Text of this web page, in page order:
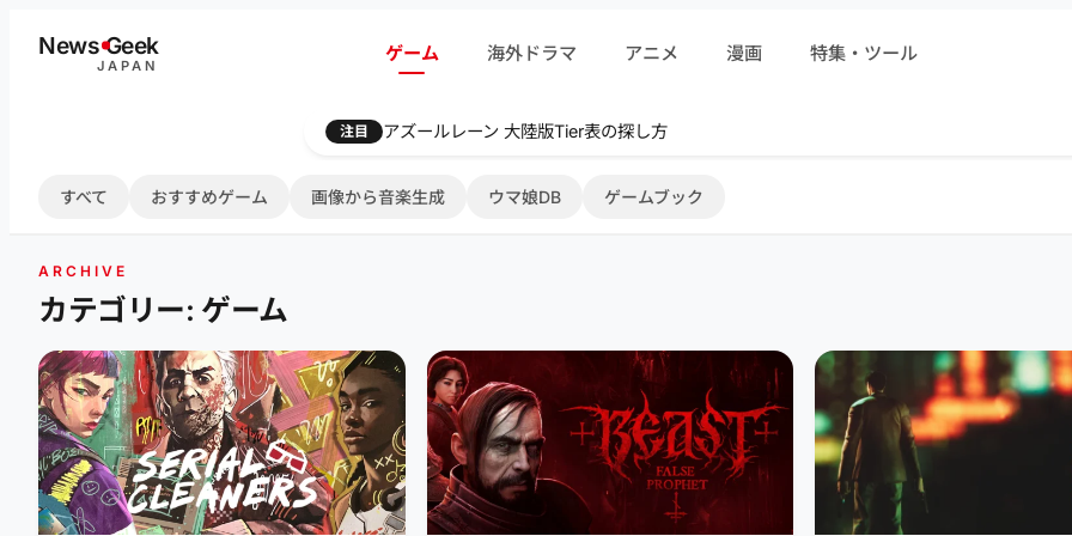
NewsGeek
JAPAN
ゲーム 海外ドラマ アニメ 漫画 特集・ツール
注目 Farthest Frontier 序盤攻略
すべて おすすめゲーム 画像から音楽生成 ウマ娘DB ゲームブック
ARCHIVE
カテゴリー: ゲーム